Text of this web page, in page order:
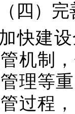
（四）
加快建
机制
理等
过程